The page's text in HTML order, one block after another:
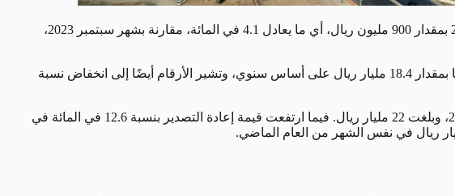
أعلنت الهيئة العامة للإحصاء يوم الثلاثاء عن ارتفاع قيمة الصادرات غير النفطية، بما في ذلك إعادة التصدير، في أكتوبر 2023 بمقدار 900 مليون ريال، أي ما يعادل 4.1 في المائة، مقارنة بشهر سبتمبر 2023،
وأظهر فحص تقرير التجارة الدولية لأكتوبر 2023 انخفاض قيمة الصادرات النفطية بنسبة 18.3 في المائة، بسبب تراجع قيمتها بمقدار 18.4 مليار ريال على أساس سنوي، وتشير الأرقام أيضًا إلى انخفاض نسبة
وأوضح التقرير أن الصادرات غير النفطية، بما في ذلك إعادة التصدير، قد انخفضت بنسبة 13.9 في المائة مقارنة بأكتوبر 2022، وبلغت 22 مليار ريال. فيما ارتفعت قيمة إعادة التصدير بنسبة 12.6 في المائة في